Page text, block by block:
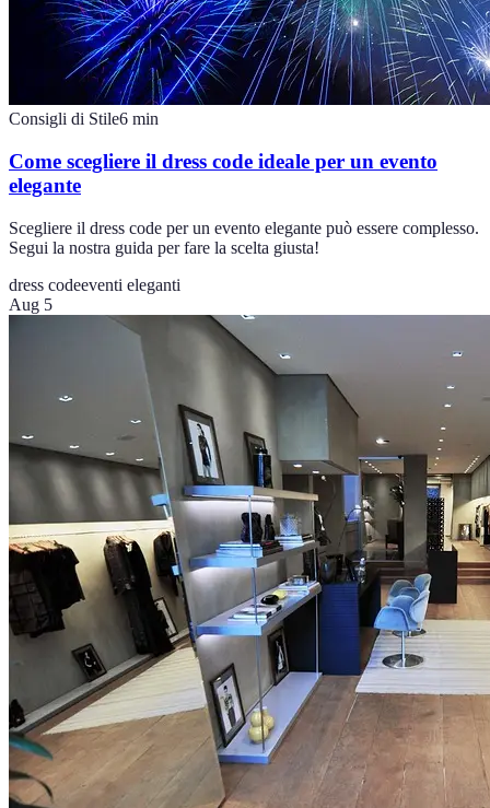
Consigli di Stile6 min
Come scegliere il dress code ideale per un evento
elegante
Scegliere il dress code per un evento elegante può essere complesso.
Segui la nostra guida per fare la scelta giusta!
dress codeeventi eleganti
Aug 5